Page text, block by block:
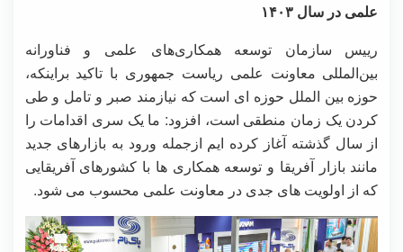
علمی در سال ۱۴۰۳
رییس سازمان توسعه همکاری‌های علمی و فناورانه
بین‌المللی معاونت علمی ریاست جمهوری با تاکید براینکه،
حوزه بین الملل حوزه ای است که نیازمند صبر و تامل و طی
کردن یک زمان منطقی است، افزود: ما یک سری اقدامات را
از سال گذشته آغاز کرده ایم ازجمله ورود به بازارهای جدید
مانند بازار آفریقا و توسعه همکاری ها با کشورهای آفریقایی
که از اولویت های جدی در معاونت علمی محسوب می شود.